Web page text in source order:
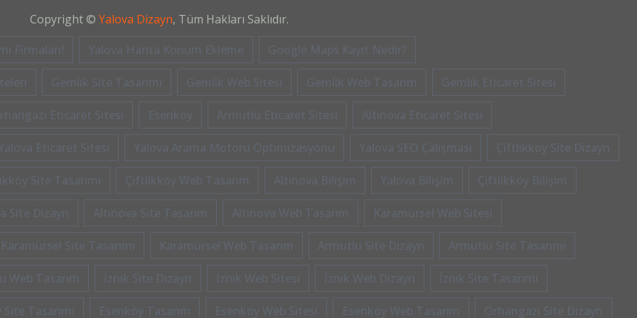
Copyright © Yalova Dizayn, Tüm Hakları Saklıdır.
Firmaları!
Yalova Harita Konum Ekleme Google Maps Kayıt Nedir?
Gemlik Site Tasarımı Gemlik Web Sitesi Gemlik Web Tasarım Gemlik Eticaret Sitesi
Eticaret Sitesi Esenköy Armutlu Eticaret Sitesi Altınova Eticaret Sitesi
Eticaret Sitesi Yalova Arama Motoru Optimizasyonu Yalova SEO Çalışması Çiftlikköy Site Dizayn
Site Tasarımı Çiftlikköy Web Tasarım Altınova Bilişim Yalova Bilişim Çiftlikköy Bilişim
Site Dizayn Altınova Site Tasarım Altınova Web Tasarım Karamürsel Web Sitesi
Karamürsel Site Tasarımı Karamürsel Web Tasarım Armutlu Site Dizayn Armutlu Site Tasarımı
Web Tasarım İznik Site Dizayn İznik Web Sitesi İznik Web Dizayn İznik Site Tasarımı
Tasarımı Esenköy Tasarım Esenköy Web Sitesi Esenköy Web Tasarım Orhangazi Site Dizayn